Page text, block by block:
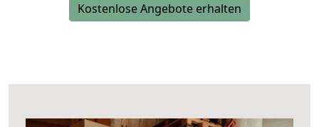
Kostenlose Angebote erhalten